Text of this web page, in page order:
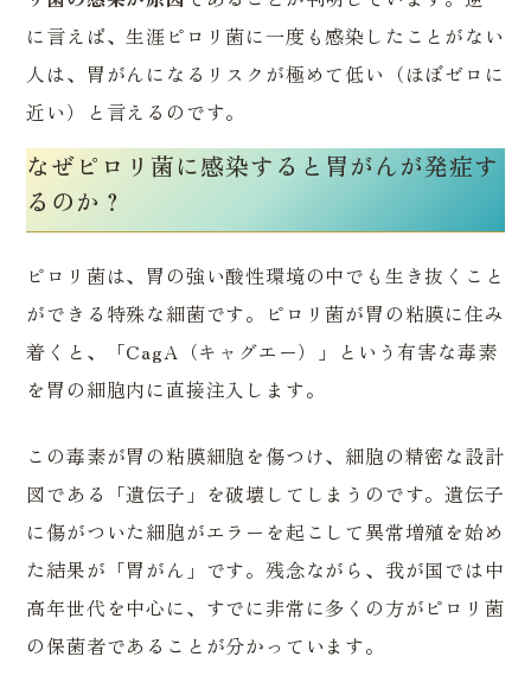
に言えば、生涯ピロリ菌に一度も感染したことがない
人は、胃がんになるリスクが極めて低い（ほぼゼロに
近い）と言えるのです。
なぜピロリ菌に感染すると胃がんが発症す
るのか？
ピロリ菌は、胃の強い酸性環境の中でも生き抜くこと
ができる特殊な細菌です。ピロリ菌が胃の粘膜に住み
着くと、「CagA（キャグエー）」という有害な毒素
を胃の細胞内に直接注入します。
この毒素が胃の粘膜細胞を傷つけ、細胞の精密な設計
図である「遺伝子」を破壊してしまうのです。遺伝子
に傷がついた細胞がエラーを起こして異常増殖を始め
た結果が「胃がん」です。残念ながら、我が国では中
高年世代を中心に、すでに非常に多くの方がピロリ菌
の保菌者であることが分かっています。